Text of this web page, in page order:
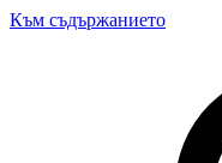
Към съдържанието